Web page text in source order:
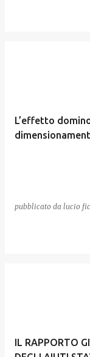
L’effetto
pubblicato da lucio
IL RAPPORTO